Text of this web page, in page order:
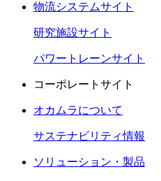
物流システムサイト
研究施設サイト
パワートレーンサイト
コーポレートサイト
オカムラについて
サステナビリティ情報
ソリューション・製品